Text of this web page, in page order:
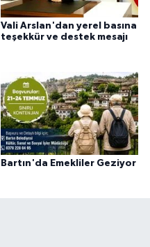
Vali Arslan'dan yerel basına
teşekkür ve destek mesajı
Bartın'da Emekliler Geziyor